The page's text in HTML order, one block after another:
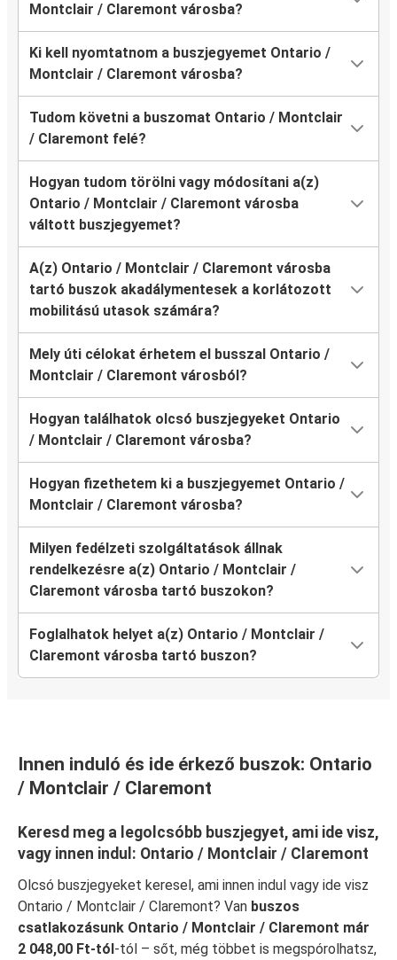
Montclair / Claremont városba?
Ki kell nyomtatnom a buszjegyemet Ontario /
Montclair / Claremont városba?
Tudom követni a buszomat Ontario / Montclair
/ Claremont felé?
Hogyan tudom törölni vagy módosítani a(z)
Ontario / Montclair / Claremont városba
váltott buszjegyemet?
A(z) Ontario / Montclair / Claremont városba
tartó buszok akadálymentesek a korlátozott
mobilitású utasok számára?
Mely úti célokat érhetem el busszal Ontario /
Montclair / Claremont városból?
Hogyan találhatok olcsó buszjegyeket Ontario
/ Montclair / Claremont városba?
Hogyan fizethetem ki a buszjegyemet Ontario /
Montclair / Claremont városba?
Milyen fedélzeti szolgáltatások állnak
rendelkezésre a(z) Ontario / Montclair /
Claremont városba tartó buszokon?
Foglalhatok helyet a(z) Ontario / Montclair /
Claremont városba tartó buszon?
Innen induló és ide érkező buszok: Ontario
/ Montclair / Claremont
Keresd meg a legolcsóbb buszjegyet, ami ide visz,
vagy innen indul: Ontario / Montclair / Claremont
Olcsó buszjegyeket keresel, ami innen indul vagy ide visz
Ontario / Montclair / Claremont? Van buszos
csatlakozásunk Ontario / Montclair / Claremont már
2 048,00 Ft-tól -tól – sőt, még többet is megspórolhatsz,